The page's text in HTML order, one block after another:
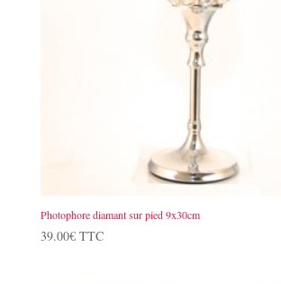
Photophore diamant sur pied 9x30cm
39.00€ TTC